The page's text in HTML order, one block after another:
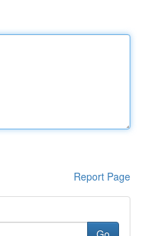
Report Page